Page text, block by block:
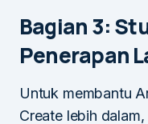
Bagian 3:
Penerapan
Untuk membantu
Create lebih